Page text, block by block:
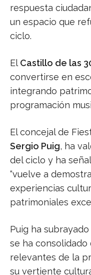
respuesta
un espacio que
ciclo.
ElCastillo de las
convertirse en
integrando
programación
El concejal de
Sergio Puig, ha
del ciclo y ha
“vuelve a
experiencias
patrimoniales
Puig ha
se ha consolidado
relevantes de la
su vertiente